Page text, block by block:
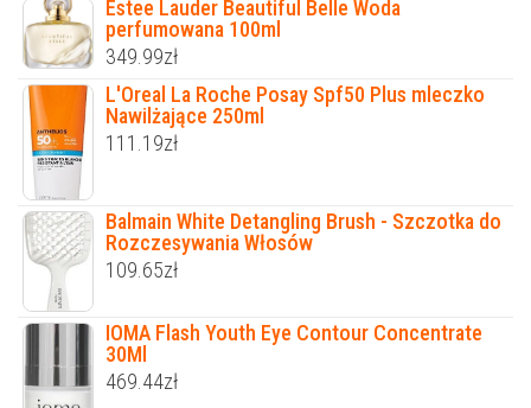
Estee Lauder Beautiful Belle Woda
perfumowana 100ml
349.99zł
L'Oreal La Roche Posay Spf50 Plus mleczko
Nawilżające 250ml
111.19zł
Balmain White Detangling Brush - Szczotka do
Rozczesywania Włosów
109.65zł
IOMA Flash Youth Eye Contour Concentrate
30Ml
469.44zł